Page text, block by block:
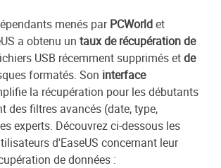
menés parPCWorldet
a obtenu un taux de récupération de
USB récemment supprimés etde
formatés. Son interface
la récupération pour les débutants
des filtres avancés (date, type,
experts. Découvrez ci-dessous les
d'EaseUS concernant leur
de données :